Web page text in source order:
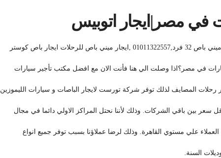
في مصر|ايجار اتوبيس
ايجار باص كوستر
المصايف لذلك توفر شركة تورست لايجار الباصات و سيارات الليموزين
سعر بين باقي الشركات. وذلك لأننا نحتل المراكز الاولي دائما في مجال
علي مستوي القاهرة. وذلك لرضا عملاؤنا بسبب توفر جميع انواع
السنة.